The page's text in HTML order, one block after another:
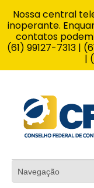
Nossa central
inoperante.
contatos podem
(61) 99127-7313 |
|